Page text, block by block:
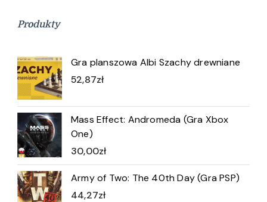
Produkty
Gra planszowa Albi Szachy drewniane
52,87zł
Mass Effect: Andromeda (Gra Xbox
One)
30,00zł
Army of Two: The 40th Day (Gra PSP)
44,27zł